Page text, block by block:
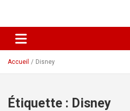
Accueil Disney
Étiquette : Disney